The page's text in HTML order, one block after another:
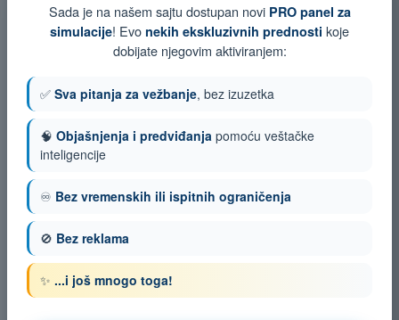
Sada je na našem sajtu dostupan novi PRO panel za
simulacije! Evo nekih ekskluzivnih prednosti koje
dobijate njegovim aktiviranjem:
✅ Sva pitanja za vežbanje, bez izuzetka
🧠 Objašnjenja i predviđanja pomoću veštačke
inteligencije
♾️ Bez vremenskih ili ispitnih ograničenja
🚫 Bez reklama
✨ ...i još mnogo toga!